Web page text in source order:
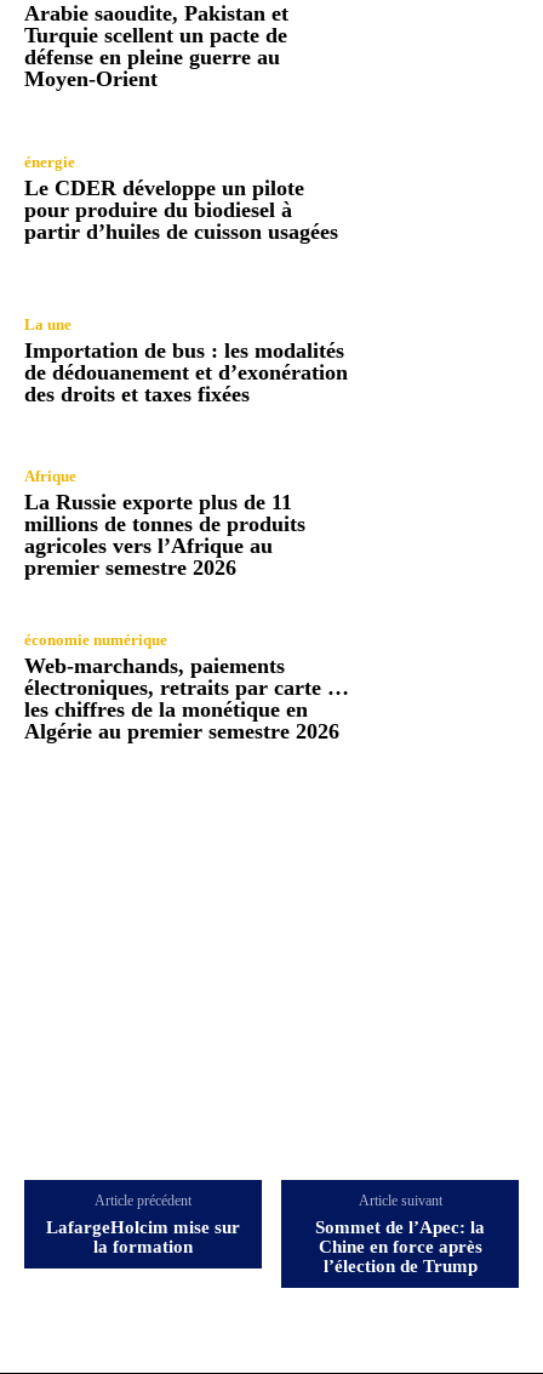
Arabie saoudite, Pakistan et
Turquie scellent un pacte de
défense en pleine guerre au
Moyen-Orient
énergie
Le CDER développe un pilote
pour produire du biodiesel à
partir d’huiles de cuisson usagées
La une
Importation de bus : les modalités
de dédouanement et d’exonération
des droits et taxes fixées
Afrique
La Russie exporte plus de 11
millions de tonnes de produits
agricoles vers l’Afrique au
premier semestre 2026
économie numérique
Web-marchands, paiements
électroniques, retraits par carte …
les chiffres de la monétique en
Algérie au premier semestre 2026
Article précédent
LafargeHolcim mise sur
la formation
Article suivant
Sommet de l’Apec: la
Chine en force après
l’élection de Trump